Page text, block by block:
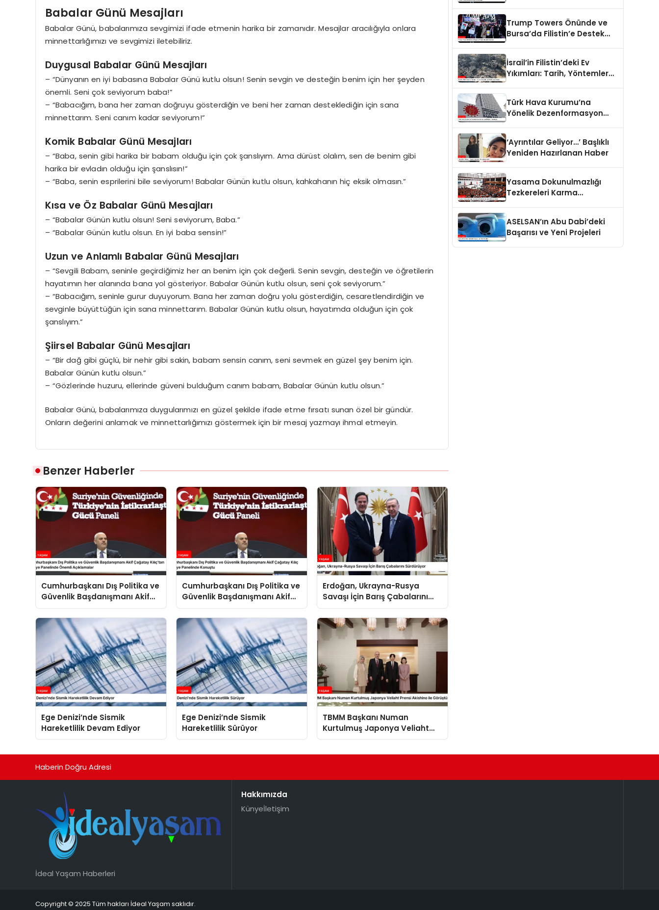
Babalar Günü Mesajları
Babalar Günü, babalarımıza sevgimizi ifade etmenin harika bir zamanıdır. Mesajlar aracılığıyla onlara
minnettarlığımızı ve sevgimizi iletebiliriz.
Duygusal Babalar Günü Mesajları
– “Dünyanın en iyi babasına Babalar Günü kutlu olsun! Senin sevgin ve desteğin benim için her şeyden
önemli. Seni çok seviyorum baba!”
– “Babacığım, bana her zaman doğruyu gösterdiğin ve beni her zaman desteklediğin için sana
minnettarım. Seni canım kadar seviyorum!”
Komik Babalar Günü Mesajları
– “Baba, senin gibi harika bir babam olduğu için çok şanslıyım. Ama dürüst olalım, sen de benim gibi
harika bir evladın olduğu için şanslısın!”
– “Baba, senin esprilerini bile seviyorum! Babalar Günün kutlu olsun, kahkahanın hiç eksik olmasın.”
Kısa ve Öz Babalar Günü Mesajları
– “Babalar Günün kutlu olsun! Seni seviyorum, Baba.”
– “Babalar Günün kutlu olsun. En iyi baba sensin!”
Uzun ve Anlamlı Babalar Günü Mesajları
– “Sevgili Babam, seninle geçirdiğimiz her an benim için çok değerli. Senin sevgin, desteğin ve öğretilerin
hayatımın her alanında bana yol gösteriyor. Babalar Günün kutlu olsun, seni çok seviyorum.”
– “Babacığım, seninle gurur duyuyorum. Bana her zaman doğru yolu gösterdiğin, cesaretlendirdiğin ve
sevginle büyüttüğün için sana minnettarım. Babalar Günün kutlu olsun, hayatımda olduğun için çok
şanslıyım.”
Şiirsel Babalar Günü Mesajları
– “Bir dağ gibi güçlü, bir nehir gibi sakin, babam sensin canım, seni sevmek en güzel şey benim için.
Babalar Günün kutlu olsun.”
– “Gözlerinde huzuru, ellerinde güveni bulduğum canım babam, Babalar Günün kutlu olsun.”
Babalar Günü, babalarımıza duygularımızı en güzel şekilde ifade etme fırsatı sunan özel bir gündür.
Onların değerini anlamak ve minnettarlığımızı göstermek için bir mesaj yazmayı ihmal etmeyin.
Benzer Haberler
Cumhurbaşkanı Dış Politika ve
Güvenlik Başdanışmanı Akif
Çağatay Kılıç’tan Suriye
Panelinde Önemli Açıklamalar
Cumhurbaşkanı Dış Politika ve
Güvenlik Başdanışmanı Akif
Çağatay Kılıç Suriye Panelinde
Konuştu
Erdoğan, Ukrayna-Rusya
Savaşı İçin Barış Çabalarını
Sürdürüyor
Ege Denizi’nde Sismik
Hareketlilik Devam Ediyor
Ege Denizi’nde Sismik
Hareketlilik Sürüyor
TBMM Başkanı Numan
Kurtulmuş Japonya Veliaht
Prensi Akishino ile Görüştü
Trump Towers Önünde ve
Bursa’da Filistin’e Destek
İsrail’in Filistin’deki Ev
Yıkımları: Tarih, Yöntemler
Türk Hava Kurumu’na
Yönelik Dezenformasyon
‘Ayrıntılar Geliyor…’ Başlıklı
Yeniden Hazırlanan Haber
Yasama Dokunulmazlığı
Tezkereleri Karma
ASELSAN’ın Abu Dabi’deki
Başarısı ve Yeni Projeleri
Haberin Doğru Adresi
İdeal Yaşam Haberleri
Hakkımızda
Künyeİletişim
Copyright © 2025 Tüm hakları İdeal Yaşam saklıdır.